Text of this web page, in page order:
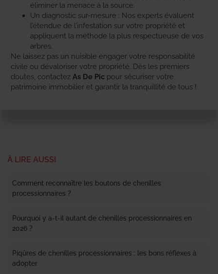
éliminer la menace à la source.
Un diagnostic sur-mesure : Nos experts évaluent
l’étendue de l’infestation sur votre propriété et
appliquent la méthode la plus respectueuse de vos
arbres.
Ne laissez pas un nuisible engager votre responsabilité
civile ou dévaloriser votre propriété. Dès les premiers
doutes, contactez As De Pic pour sécuriser votre
patrimoine immobilier et garantir la tranquillité de tous !
À LIRE AUSSI
Comment reconnaître les boutons de chenilles
processionnaires ?
Pourquoi y a-t-il autant de chenilles processionnaires en
2026 ?
Piqûres de chenilles processionnaires : les bons réflexes à
adopter